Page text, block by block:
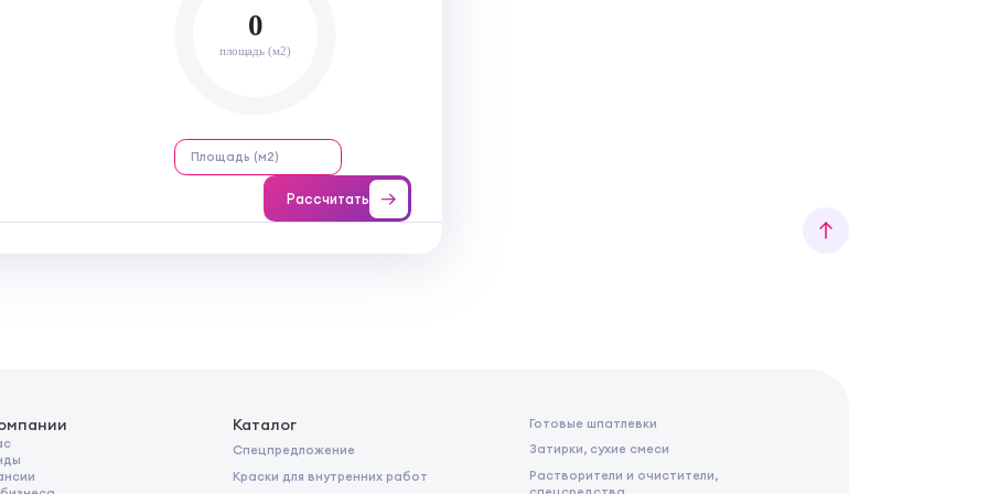
0
площадь (м2)
Рассчитать
Каталог
Спецпредложение
Краски для внутренних работ
Готовые шпатлевки
Затирки, сухие смеси
Растворители и очистители,